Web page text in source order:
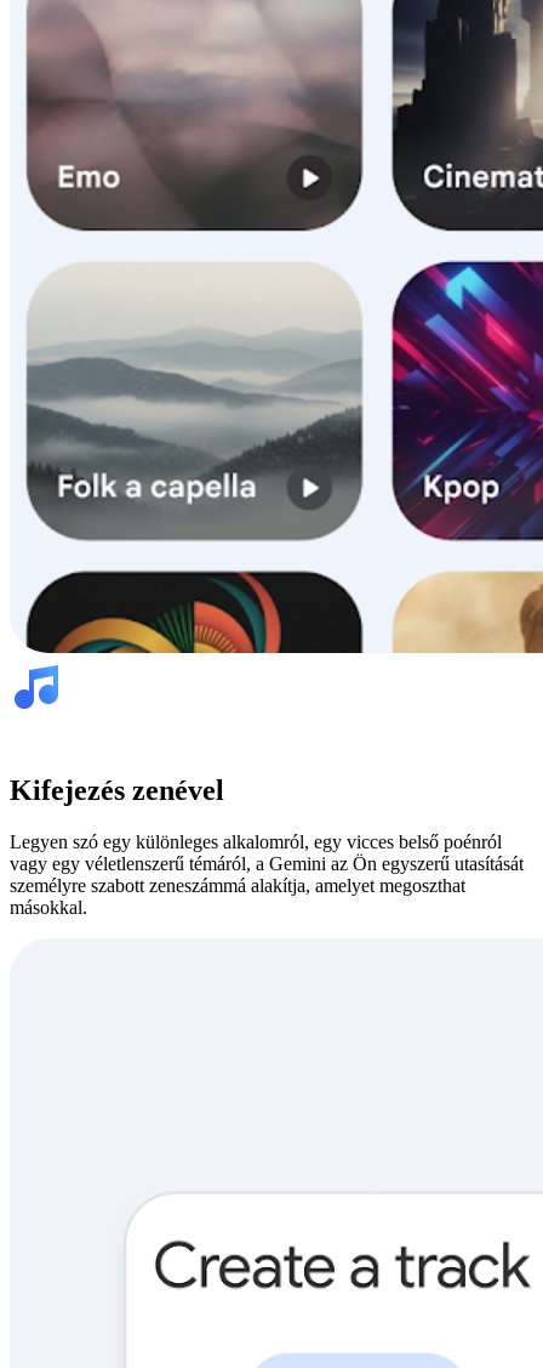
Kifejezés zenével
Legyen szó egy különleges alkalomról, egy vicces belső poénról
vagy egy véletlenszerű témáról, a Gemini az Ön egyszerű utasítását
személyre szabott zeneszámmá alakítja, amelyet megoszthat
másokkal.